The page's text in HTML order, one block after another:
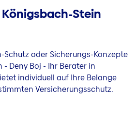
Stein
Schutz oder Sicherungs-Konzepte
Deny Boj - Ihr Berater in
individuell auf Ihre Belange
Versicherungsschutz.